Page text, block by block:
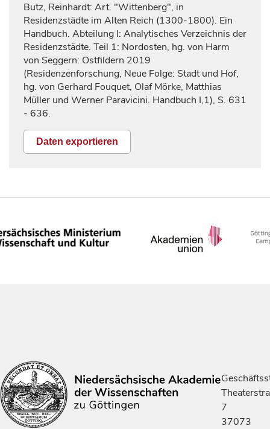
Butz, Reinhardt: Art. "Wittenberg", in
Residenzstädte im Alten Reich (1300-1800). Ein
Handbuch. Abteilung I: Analytisches Verzeichnis der
Residenzstädte. Teil 1: Nordosten, hg. von Harm
von Seggern: Ostfildern 2019
(Residenzenforschung, Neue Folge: Stadt und Hof,
hg. von Gerhard Fouquet, Olaf Mörke, Matthias
Müller und Werner Paravicini. Handbuch I,1), S. 631
- 636.
Daten exportieren
7
37073